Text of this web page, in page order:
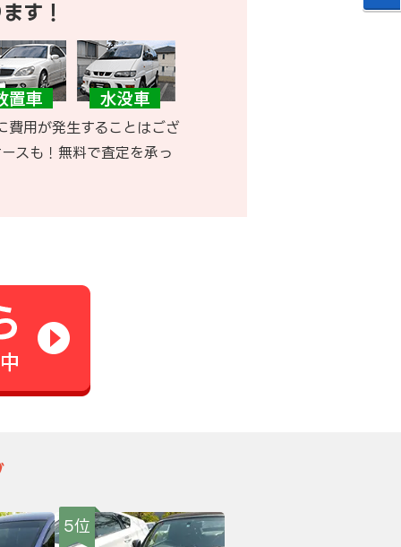
す！
費用が発生することはござ
スも！無料で査定を承っ
5位